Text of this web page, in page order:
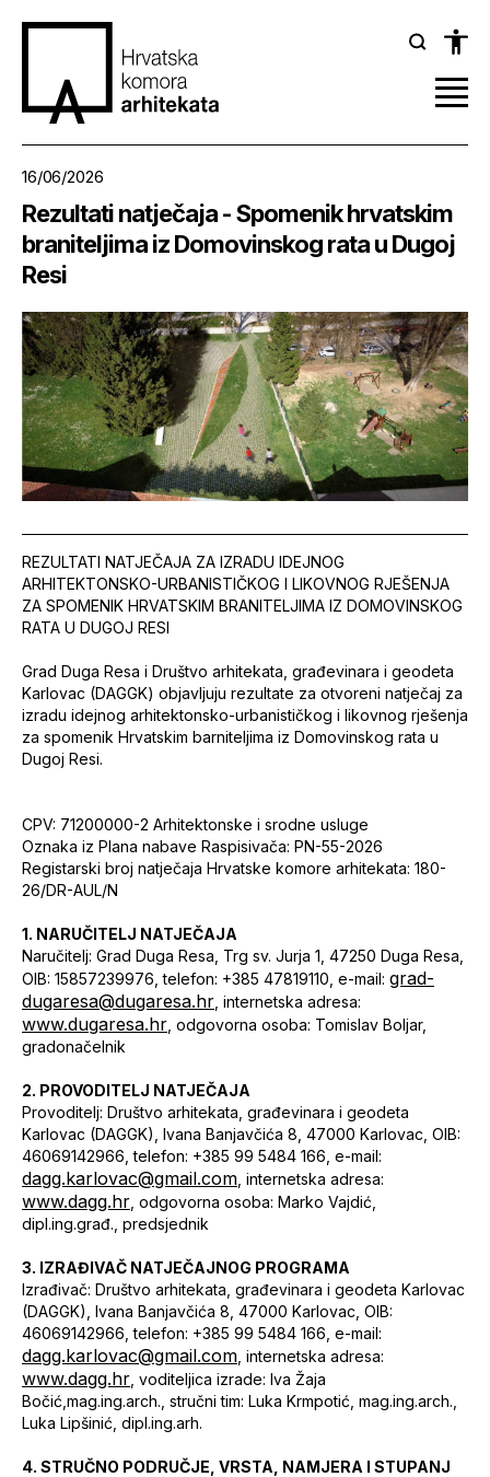
16/06/2026
Rezultati natječaja - Spomenik hrvatskim
braniteljima iz Domovinskog rata u Dugoj
Resi
REZULTATI NATJEČAJA ZA IZRADU IDEJNOG
ARHITEKTONSKO-URBANISTIČKOG I LIKOVNOG RJEŠENJA
ZA SPOMENIK HRVATSKIM BRANITELJIMA IZ DOMOVINSKOG
RATA U DUGOJ RESI
Grad Duga Resa i Društvo arhitekata, građevinara i geodeta
Karlovac (DAGGK) objavljuju rezultate za otvoreni natječaj za
izradu idejnog arhitektonsko-urbanističkog i likovnog rješenja
za spomenik Hrvatskim barniteljima iz Domovinskog rata u
Dugoj Resi.
CPV: 71200000-2 Arhitektonske i srodne usluge
Oznaka iz Plana nabave Raspisivača: PN-55-2026
Registarski broj natječaja Hrvatske komore arhitekata: 180-
26/DR-AUL/N
1. NARUČITELJ NATJEČAJA
Naručitelj: Grad Duga Resa, Trg sv. Jurja 1, 47250 Duga Resa,
OIB: 15857239976, telefon: +385 47819110, e-mail: grad-
dugaresa@dugaresa.hr , internetska adresa:
www.dugaresa.hr , odgovorna osoba: Tomislav Boljar,
gradonačelnik
2. PROVODITELJ NATJEČAJA
Provoditelj: Društvo arhitekata, građevinara i geodeta
Karlovac (DAGGK), Ivana Banjavčića 8, 47000 Karlovac, OIB:
46069142966, telefon: +385 99 5484 166, e-mail:
dagg.karlovac@gmail.com , internetska adresa:
www.dagg.hr , odgovorna osoba: Marko Vajdić,
dipl.ing.građ., predsjednik
3. IZRAĐIVAČ NATJEČAJNOG PROGRAMA
Izrađivač: Društvo arhitekata, građevinara i geodeta Karlovac
(DAGGK), Ivana Banjavčića 8, 47000 Karlovac, OIB:
46069142966, telefon: +385 99 5484 166, e-mail:
dagg.karlovac@gmail.com , internetska adresa:
www.dagg.hr , voditeljica izrade: Iva Žaja
Bočić,mag.ing.arch., stručni tim: Luka Krmpotić, mag.ing.arch.,
Luka Lipšinić, dipl.ing.arh.
4. STRUČNO PODRUČJE, VRSTA, NAMJERA I STUPANJ